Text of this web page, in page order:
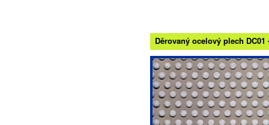
Děrovaný ocelový plech DC01